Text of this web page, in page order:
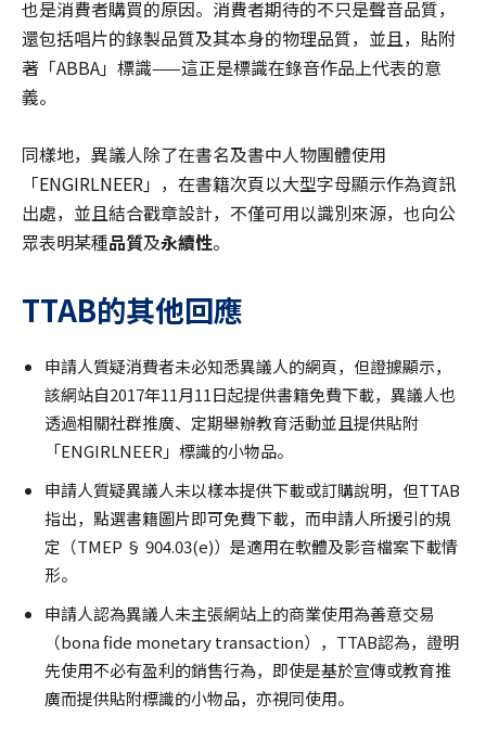
也是消費者購買的原因。消費者期待的不只是聲音品質，
還包括唱片的錄製品質及其本身的物理品質，並且，貼附
著「ABBA」標識——這正是標識在錄音作品上代表的意
義。
同樣地，異議人除了在書名及書中人物團體使用
「ENGIRLNEER」，在書籍次頁以大型字母顯示作為資訊
出處，並且結合戳章設計，不僅可用以識別來源，也向公
眾表明某種品質及永續性。
TTAB的其他回應
申請人質疑消費者未必知悉異議人的網頁，但證據顯示，
該網站自2017年11月11日起提供書籍免費下載，異議人也
透過相關社群推廣、定期舉辦教育活動並且提供貼附
「ENGIRLNEER」標識的小物品。
申請人質疑異議人未以樣本提供下載或訂購說明，但TTAB
指出，點選書籍圖片即可免費下載，而申請人所援引的規
定（TMEP § 904.03(e)）是適用在軟體及影音檔案下載情
形。
申請人認為異議人未主張網站上的商業使用為善意交易
（bona fide monetary transaction），TTAB認為，證明
先使用不必有盈利的銷售行為，即使是基於宣傳或教育推
廣而提供貼附標識的小物品，亦視同使用。